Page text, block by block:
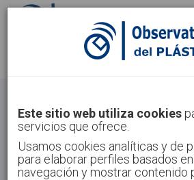
Identifícate
Inicio Tecnologías Materiales
Este sitio web utiliza cookies
servicios que ofrece.
Usamos cookies analíticas y de
para elaborar perfiles basados
navegación y mostrar contenido